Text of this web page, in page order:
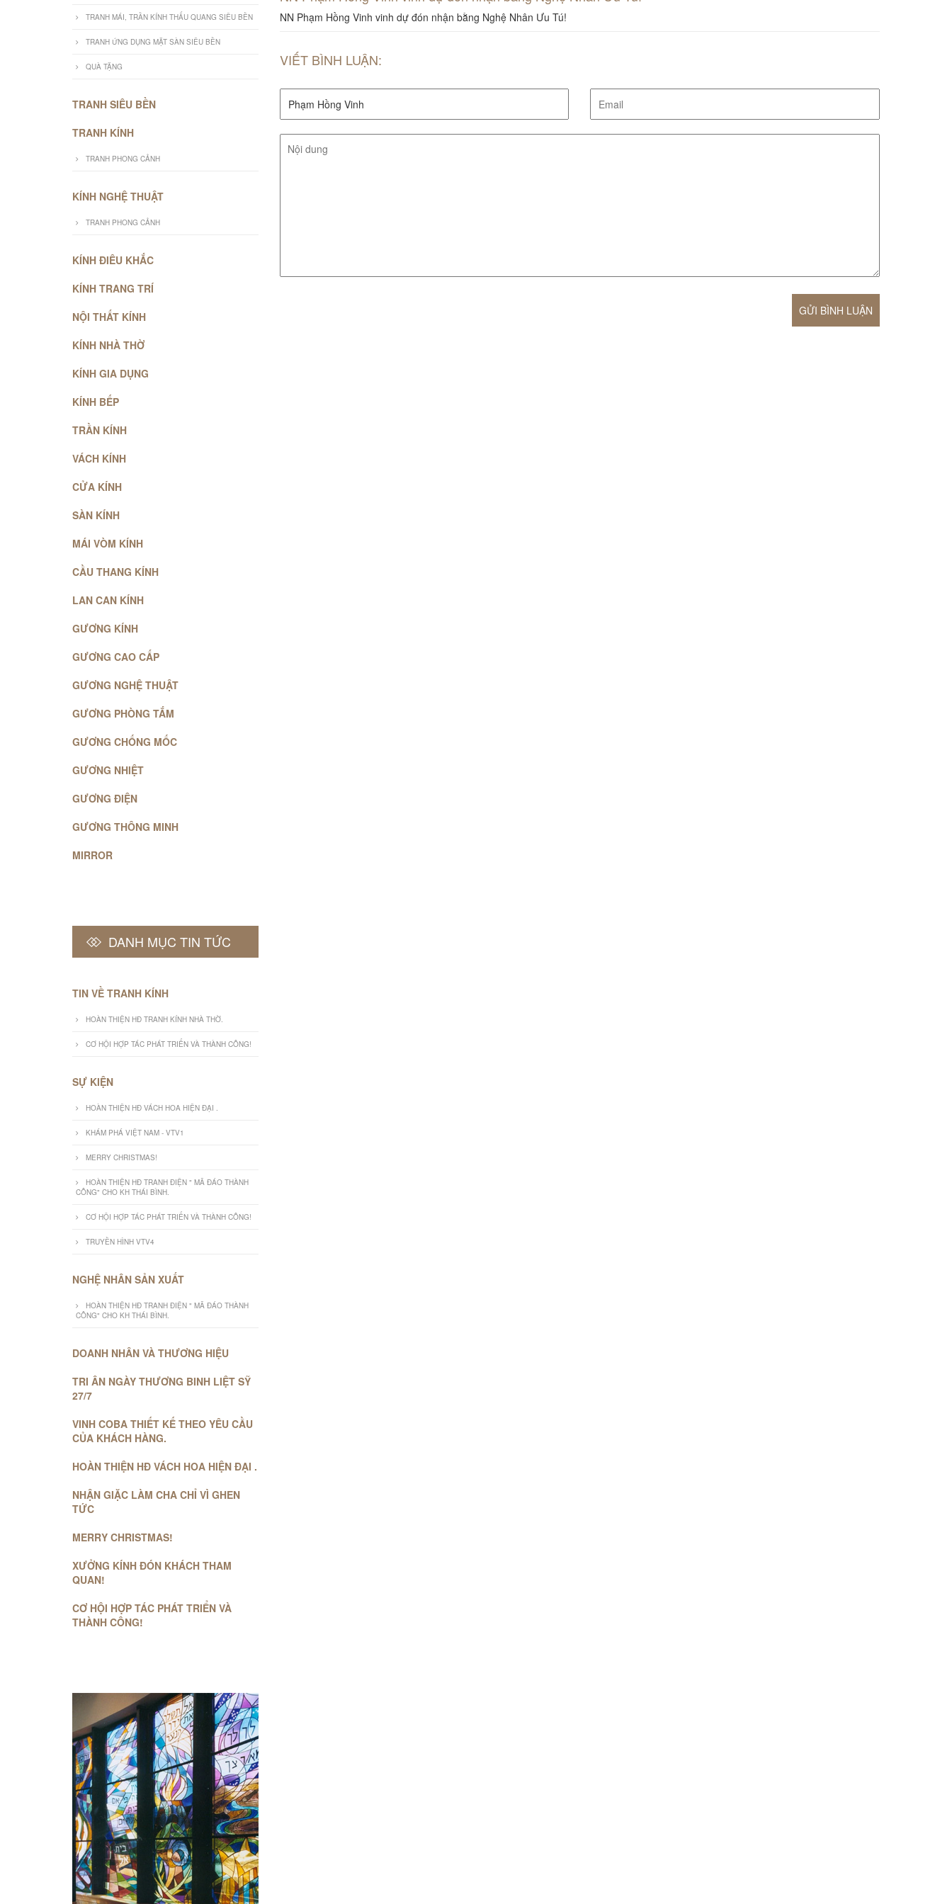
NN Phạm Hồng Vinh vinh dự đón nhận bằng Nghệ Nhân Ưu Tú!
VIẾT BÌNH LUẬN:
GỬI BÌNH LUẬN
TRANH MÁI, TRẦN KÍNH THẤU QUANG SIÊU BỀN
TRANH ỨNG DỤNG MẶT SÀN SIÊU BỀN
QUÀ TẶNG
TRANH SIÊU BỀN
TRANH KÍNH
TRANH PHONG CẢNH
KÍNH NGHỆ THUẬT
TRANH PHONG CẢNH
KÍNH ĐIÊU KHẮC
KÍNH TRANG TRÍ
NỘI THẤT KÍNH
KÍNH NHÀ THỜ
KÍNH GIA DỤNG
KÍNH BẾP
TRẦN KÍNH
VÁCH KÍNH
CỬA KÍNH
SÀN KÍNH
MÁI VÒM KÍNH
CẦU THANG KÍNH
LAN CAN KÍNH
GƯƠNG KÍNH
GƯƠNG CAO CẤP
GƯƠNG NGHỆ THUẬT
GƯƠNG PHÒNG TẮM
GƯƠNG CHỐNG MỐC
GƯƠNG NHIỆT
GƯƠNG ĐIỆN
GƯƠNG THÔNG MINH
MIRROR
DANH MỤC TIN TỨC
TIN VỀ TRANH KÍNH
HOÀN THIỆN HĐ TRANH KÍNH NHÀ THỜ.
CƠ HỘI HỢP TÁC PHÁT TRIỂN VÀ THÀNH CÔNG!
SỰ KIỆN
HOÀN THIỆN HĐ VÁCH HOA HIỆN ĐẠI .
KHÁM PHÁ VIỆT NAM - VTV1
MERRY CHRISTMAS!
HOÀN THIỆN HĐ TRANH ĐIỆN " MÃ ĐÁO THÀNH
CÔNG" CHO KH THÁI BÌNH.
CƠ HỘI HỢP TÁC PHÁT TRIỂN VÀ THÀNH CÔNG!
TRUYỀN HÌNH VTV4
NGHỆ NHÂN SẢN XUẤT
HOÀN THIỆN HĐ TRANH ĐIỆN " MÃ ĐÁO THÀNH
CÔNG" CHO KH THÁI BÌNH.
DOANH NHÂN VÀ THƯƠNG HIỆU
TRI ÂN NGÀY THƯƠNG BINH LIỆT SỸ
27/7
VINH COBA THIẾT KẾ THEO YÊU CẦU
CỦA KHÁCH HÀNG.
HOÀN THIỆN HĐ VÁCH HOA HIỆN ĐẠI .
NHẬN GIẶC LÀM CHA CHỈ VÌ GHEN
TỨC
MERRY CHRISTMAS!
XƯỞNG KÍNH ĐÓN KHÁCH THAM
QUAN!
CƠ HỘI HỢP TÁC PHÁT TRIỂN VÀ
THÀNH CÔNG!